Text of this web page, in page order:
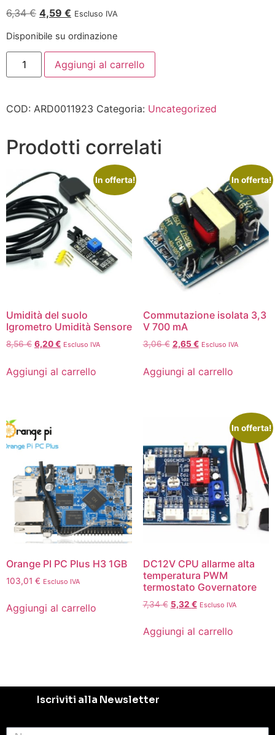
6,34€ 4,59 € Escluso IVA
Disponibile su ordinazione
Aggiungi al carrello
COD: ARD0011923 Categoria: Uncategorized
Prodotti correlati
In offerta!
Umidità del suolo
Igrometro Umidità Sensore
8,56€ 6,20€ Escluso IVA
Aggiungi al carrello
In offerta!
Commutazione isolata 3,3
V 700 mA
3,06€ 2,65€ Escluso IVA
Aggiungi al carrello
Orange PI PC Plus H3 1GB
103,01 € Escluso IVA
Aggiungi al carrello
In offerta!
DC12V CPU allarme alta
temperatura PWM
termostato Governatore
7,34€ 5,32 € Escluso IVA
Aggiungi al carrello
Iscriviti alla Newsletter